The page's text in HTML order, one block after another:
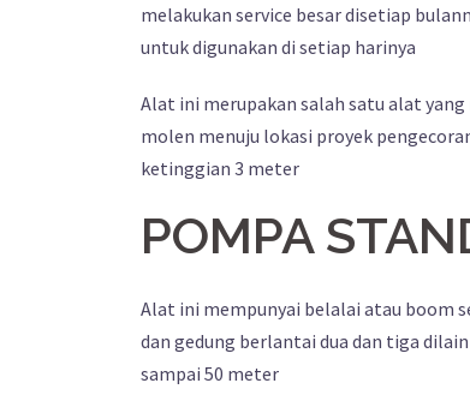
melakukan service besar disetiap
untuk digunakan di setiap harinya
Alat ini merupakan salah satu alat
molen menuju lokasi proyek
ketinggian 3 meter
POMPA
Alat ini mempunyai belalai atau boom
dan gedung berlantai dua dan tiga
sampai 50 meter